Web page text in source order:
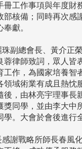
冊工作事項與年度財
部核備；同時再次感
獻。
副總會長、黃介正
蓉律師致詞，眾人皆
工作，為國家培養智
領域術業有成且熱忱
後，由林亮宇理事長
獎同學，並由李大中
。大會於會後進行
謝戰略所師長春風